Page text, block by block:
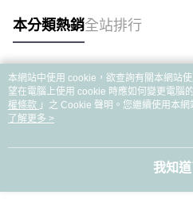
本分類熱銷全站排行
熱門標籤
本網站中使用 cookie，欲查詢有關本網站
望在電腦上使用 cookie 時應如何變更電腦
權條款 」之 Cookie 聲明。您繼續使用本
用條款之 Cookie 聲明使用 cookie。
了解更多 >
我知道